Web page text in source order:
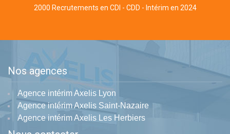
2000 Recrutements en CDI - CDD - Intérim en 2024
Nos agences
Agence intérim Axelis Lyon
Agence intérim Axelis Saint-Nazaire
Agence intérim Axelis Les Herbiers